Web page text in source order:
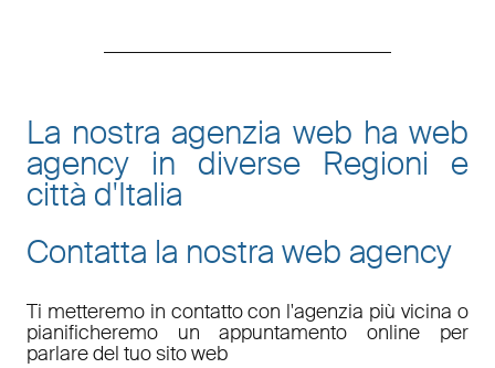
La nostra agenzia web ha web
agency in diverse Regioni e
città d'Italia
Contatta la nostra web agency
Ti metteremo in contatto con l'agenzia più vicina o
pianificheremo un appuntamento online per
parlare del tuo sito web